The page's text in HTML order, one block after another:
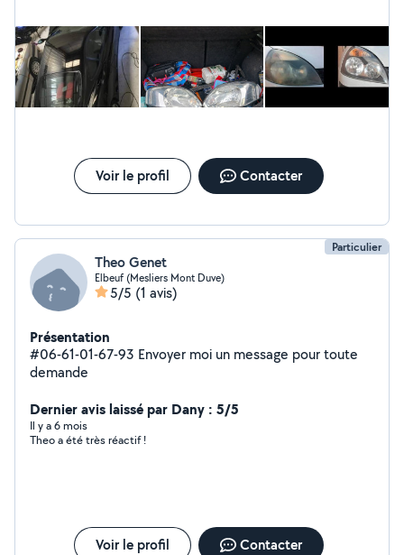
Voir le profil Contacter
Particulier
Theo Genet
Elbeuf (Mesliers Mont Duve)
5/5 (1 avis)
Présentation
#06-61-01-67-93 Envoyer moi un message pour toute
demande
Dernier avis laissé par Dany : 5/5
Il y a 6 mois
Theo a été très réactif !
Voir le profil Contacter